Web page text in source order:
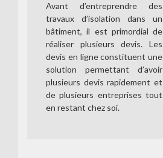
Avant d’entreprendre des
travaux d’isolation dans un
bâtiment, il est primordial de
réaliser plusieurs devis. Les
devis en ligne constituent une
solution permettant d’avoir
plusieurs devis rapidement et
de plusieurs entreprises tout
en restant chez soi.